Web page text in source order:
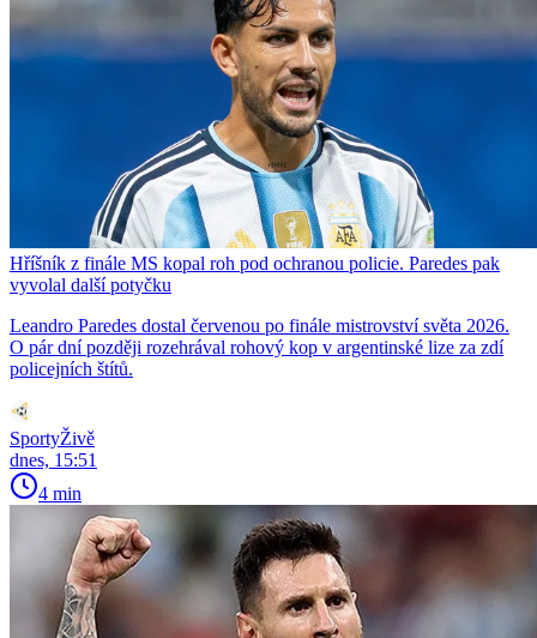
Hříšník z finále MS kopal roh pod ochranou policie. Paredes pak
vyvolal další potyčku
Leandro Paredes dostal červenou po finále mistrovství světa 2026.
O pár dní později rozehrával rohový kop v argentinské lize za zdí
policejních štítů.
SportyŽivě
dnes, 15:51
4 min